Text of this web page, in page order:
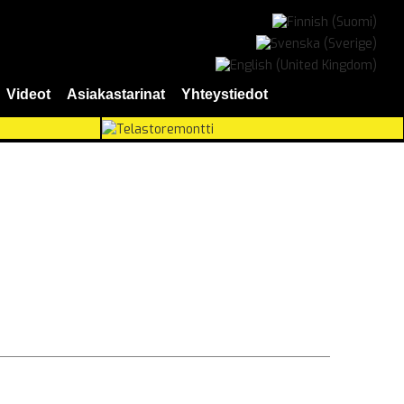
Videot Asiakastarinat Yhteystiedot